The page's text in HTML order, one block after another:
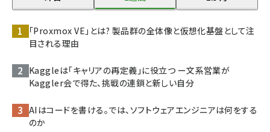
「Proxmox VE」とは? 製品群の全体像と仮想化基盤として注
目される理由
Kaggleは「キャリアの再定義」に役立つ ー文系営業が
Kaggler会で得た、挑戦の連鎖と新しい自分
AIはコードを書ける。では、ソフトウェアエンジニアは何をする
のか